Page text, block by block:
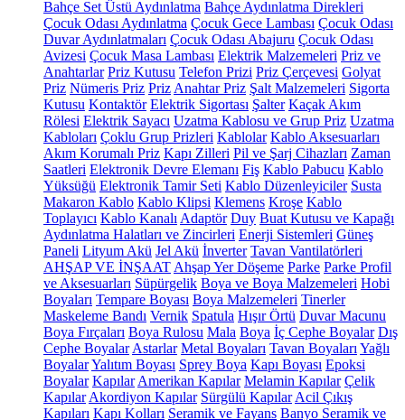
Bahçe Set Üstü Aydınlatma Bahçe Aydınlatma Direkleri
Çocuk Odası Aydınlatma Çocuk Gece Lambası Çocuk Odası
Duvar Aydınlatmaları Çocuk Odası Abajuru Çocuk Odası
Avizesi Çocuk Masa Lambası Elektrik Malzemeleri Priz ve
Anahtarlar Priz Kutusu Telefon Prizi Priz Çerçevesi Golyat
Priz Nümeris Priz Priz Anahtar Priz Şalt Malzemeleri Sigorta
Kutusu Kontaktör Elektrik Sigortası Şalter Kaçak Akım
Rölesi Elektrik Sayacı Uzatma Kablosu ve Grup Priz Uzatma
Kabloları Çoklu Grup Prizleri Kablolar Kablo Aksesuarları
Akım Korumalı Priz Kapı Zilleri Pil ve Şarj Cihazları Zaman
Saatleri Elektronik Devre Elemanı Fiş Kablo Pabucu Kablo
Yüksüğü Elektronik Tamir Seti Kablo Düzenleyiciler Susta
Makaron Kablo Kablo Klipsi Klemens Kroşe Kablo
Toplayıcı Kablo Kanalı Adaptör Duy Buat Kutusu ve Kapağı
Aydınlatma Halatları ve Zincirleri Enerji Sistemleri Güneş
Paneli Lityum Akü Jel Akü İnverter Tavan Vantilatörleri
AHŞAP VE İNŞAAT Ahşap Yer Döşeme Parke Parke Profil
ve Aksesuarları Süpürgelik Boya ve Boya Malzemeleri Hobi
Boyaları Tempare Boyası Boya Malzemeleri Tinerler
Maskeleme Bandı Vernik Spatula Hışır Örtü Duvar Macunu
Boya Fırçaları Boya Rulosu Mala Boya İç Cephe Boyalar Dış
Cephe Boyalar Astarlar Metal Boyaları Tavan Boyaları Yağlı
BoyalarYalıtım Boyası Sprey Boya Kapı Boyası Epoksi
Boyalar Kapılar Amerikan Kapılar Melamin Kapılar Çelik
Kapılar Akordiyon Kapılar Sürgülü Kapılar Acil Çıkış
Kapıları Kapı Kolları Seramik ve Fayans Banyo Seramik ve